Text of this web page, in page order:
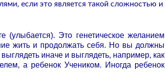
если это является такой сложностью и
(улыбается). Это генетическое желанием
жить и продолжать себя. Но вы должны
иначе и выглядеть, например, как
а ребенок Учеником. Иногда ребенок